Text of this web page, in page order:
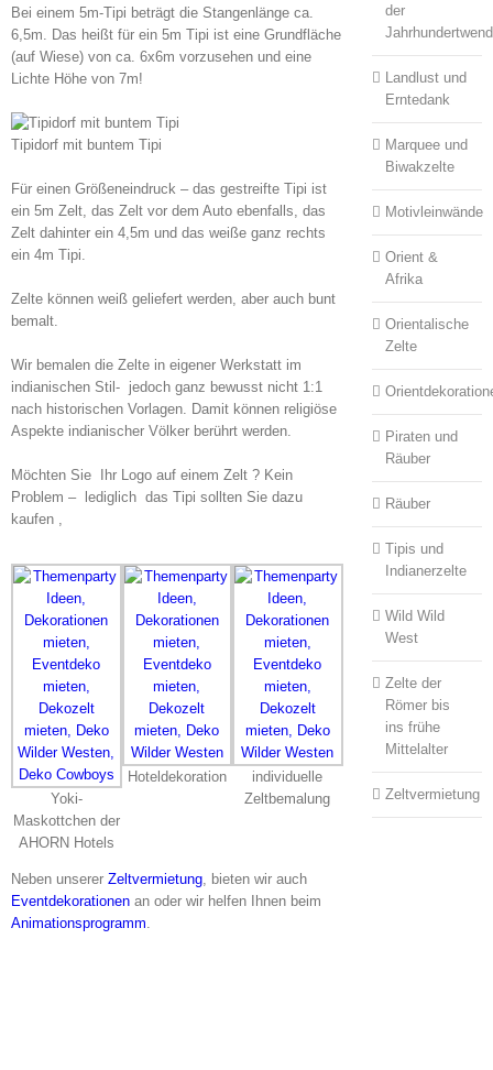
Bei einem 5m-Tipi beträgt die Stangenlänge ca.
6,5m. Das heißt für ein 5m Tipi ist eine Grundfläche
(auf Wiese) von ca. 6x6m vorzusehen und eine
Lichte Höhe von 7m!
Tipidorf mit buntem Tipi
Für einen Größeneindruck – das gestreifte Tipi ist
ein 5m Zelt, das Zelt vor dem Auto ebenfalls, das
Zelt dahinter ein 4,5m und das weiße ganz rechts
ein 4m Tipi.
Zelte können weiß geliefert werden, aber auch bunt
bemalt.
Wir bemalen die Zelte in eigener Werkstatt im
indianischen Stil- jedoch ganz bewusst nicht 1:1
nach historischen Vorlagen. Damit können religiöse
Aspekte indianischer Völker berührt werden.
Möchten Sie Ihr Logo auf einem Zelt ? Kein
Problem – lediglich das Tipi sollten Sie dazu
kaufen ,
Yoki-
Maskottchen der
AHORN Hotels
Hoteldekoration
individuelle
Zeltbemalung
Neben unserer Zeltvermietung, bieten wir auch
Eventdekorationen an oder wir helfen Ihnen beim
Animationsprogramm.
der
Landlust und
Erntedank
Marquee und
Biwakzelte
Motivleinwände
Orient &
Afrika
Orientalische
Zelte
Piraten und
Räuber
Räuber
Tipis und
Indianerzelte
Wild Wild
West
Zelte der
Römer bis
ins frühe
Mittelalter
Zeltvermietung